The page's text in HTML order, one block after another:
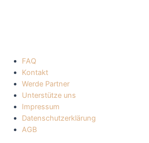
FAQ
Kontakt
Werde Partner
Unterstütze uns
Impressum
Datenschutzerklärung
AGB